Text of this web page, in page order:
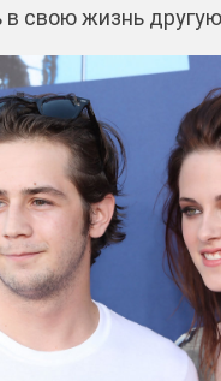
в свою жизнь